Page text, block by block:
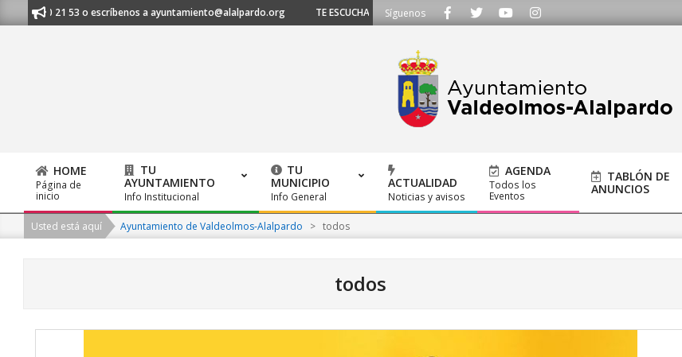
to
620 21 53 o escríbenos a ayuntamiento@alalpardo.org TE ESCUCHAMOS - Llámanos al 91 620 21 53 o escríbenos a ayuntamiento@alalpardo.org
Síguenos
Primary
Navigation
Menu
HOME
Página de
inicio
TU
AYUNTAMIENTO
Info Institucional
TU
MUNICIPIO
Info General
ACTUALIDAD
Noticias y avisos
AGENDA
Todos los
Eventos
TABLÓN DE
ANUNCIOS
Usted está aquí Ayuntamiento de Valdeolmos-Alalpardo > todos
todos